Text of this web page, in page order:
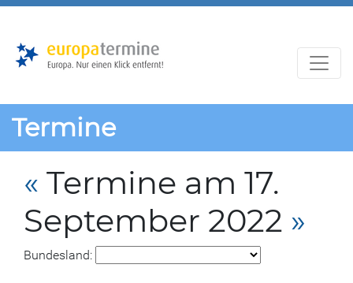
Termine
« Termine am 17.
September 2022 »
Bundesland: